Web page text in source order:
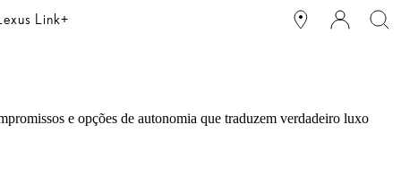
Link+
e opções de autonomia que traduzem verdadeiro luxo